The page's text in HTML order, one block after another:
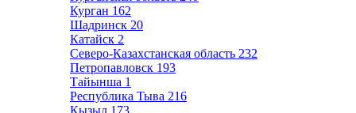
Курган 162
Шадринск 20
Катайск 2
Северо-Казахстанская область 232
Петропавловск 193
Тайынша 1
Республика Тыва 216
Кызыл 173